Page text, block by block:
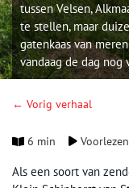
tussen Velsen,
te stellen, maar
gatenkaas van
vandaag de dag nog
← Vorig verhaal
6 min Voorlezen
Als een soort van